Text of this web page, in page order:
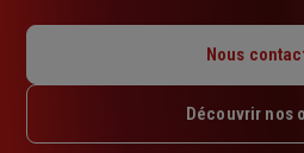
Mardi : 09h – 12h / 14h – 18h
Jeudi : 09h – 12h / 14h – 18h
Nous
Découvrir nos